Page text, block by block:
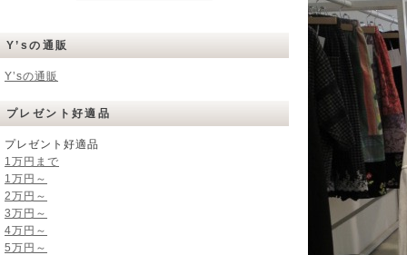
Y’sの通販
Y’sの通販
プレゼント好適品
プレゼント好適品
1万円まで
1万円～
2万円～
3万円～
4万円～
5万円～